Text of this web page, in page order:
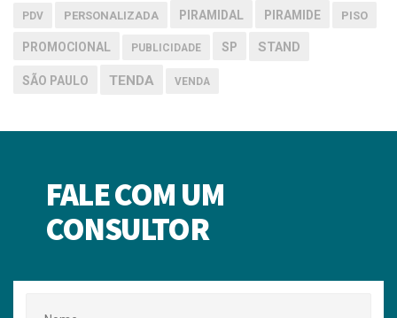
PDV PERSONALIZADA PIRAMIDAL PIRAMIDE PISO
PROMOCIONAL PUBLICIDADE SP STAND
SÃO PAULO TENDA VENDA
FALE COM UM
CONSULTOR